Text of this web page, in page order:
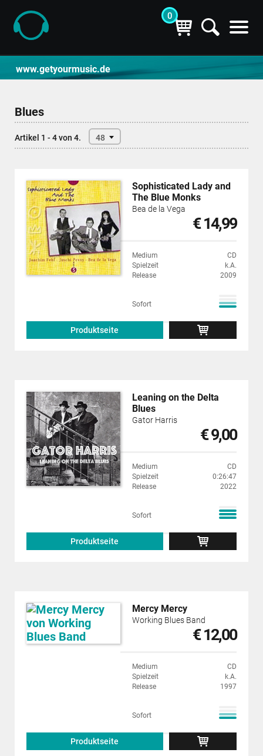
0
www.getyourmusic.de
Blues
Artikel 1 - 4 von 4. 48
Sophisticated Lady and
The Blue Monks
Bea de la Vega
€ 14,99
Medium
CD
Spielzeit
k.A.
Release
2009
Sofort
Produktseite
Leaning on the Delta
Blues
Gator Harris
€ 9,00
Medium
CD
Spielzeit
0:26:47
Release
2022
Sofort
Produktseite
Mercy Mercy
Working Blues Band
€ 12,00
Medium
CD
Spielzeit
k.A.
Release
1997
Sofort
Produktseite